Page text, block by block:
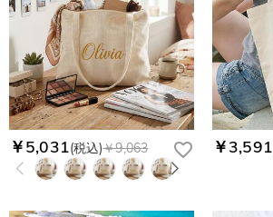
￥5,031(税込)￥9,063 ￥3,591